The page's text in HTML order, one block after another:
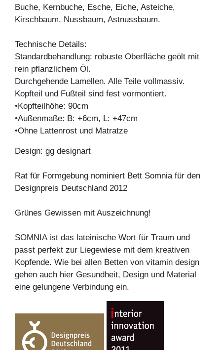
Buche, Kernbuche, Esche, Eiche, Asteiche,
Kirschbaum, Nussbaum, Astnussbaum.
Technische Details:
Standardbehandlung: robuste Oberfläche geölt mit
rein pflanzlichem Öl.
Durchgehende Lamellen. Alle Teile vollmassiv.
Kopfteil und Fußteil sind fest vormontiert.
•Kopfteilhöhe: 90cm
•Außenmaße: B: +6cm, L: +47cm
•Ohne Lattenrost und Matratze
Design: gg designart
Rat für Formgebung nominiert Bett Somnia für den
Designpreis Deutschland 2012
Grünes Gewissen mit Auszeichnung!
SOMNIA ist das lateinische Wort für Traum und
passt perfekt zur Liegewiese mit dem kreativen
Kopfende. Wie bei allen Betten von vitamin design
gehen auch hier Gesundheit, Design und Material
eine gelungene Verbindung ein.